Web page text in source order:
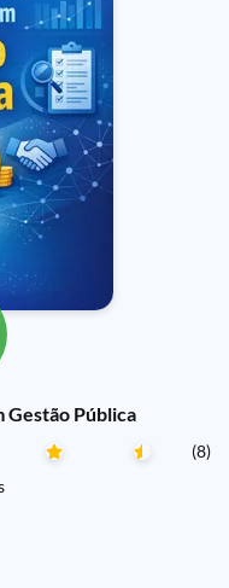
Gestão Pública
(8)